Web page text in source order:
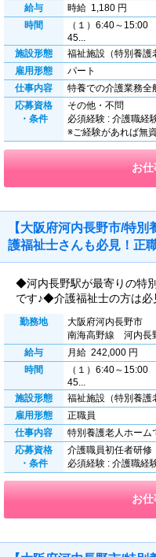
給与
時給 1,180 円
時間
（１）6:40～
45...
施設形態
福祉施設（特別養護
雇用形態
パート
仕事内容
特養での介護業務全
応募資格
・条件
その他・不問
必須経験 : 介護職経
※ご経験があれば無
お仕
【大阪府河内長野市/特
護福祉士さんも必見！正
◆河内長野駅が最寄りの特
です♪◆介護福祉士の方は必
勤務地
大阪府河内長野市
南海高野線 河内
給与
月給 242,000 円
時間
（１）6:40～
45...
施設形態
福祉施設（特別養護
雇用形態
正職員
仕事内容
特別養護老人ホーム
応募資格
・条件
介護職員初任者研修
必須経験 : 介護職経
お仕